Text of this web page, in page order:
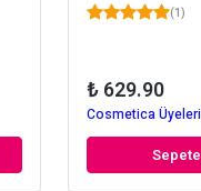
(1)
₺ 629.90
Cosmetica